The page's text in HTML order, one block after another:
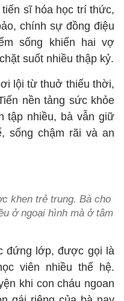
sĩ hóa học trí thức,
chính sự đồng điệu
sống khiến hai vợ
suốt nhiều thập kỷ.
lội từ thuở thiếu thời,
nền tảng sức khỏe
tập nhiều, bà vẫn giữ
sống chậm rãi và an
khen trẻ trung. Bà cho
ở ngoại hình mà ở tâm
đứng lớp, được gọi là
viên nhiều thế hệ.
khi con cháu ngoan